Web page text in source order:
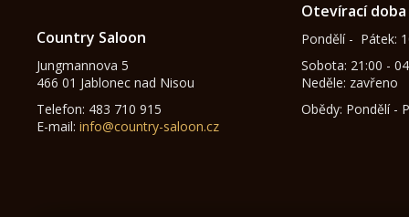
Country Saloon
Jungmannova 5
466 01 Jablonec nad Nisou
Telefon: 483 710 915
E-mail: info@country-saloon.cz
Otevírací doba
Pondělí - Pátek:
Sobota: 21:00 -
Neděle: zavřeno
Obědy: Pondělí -